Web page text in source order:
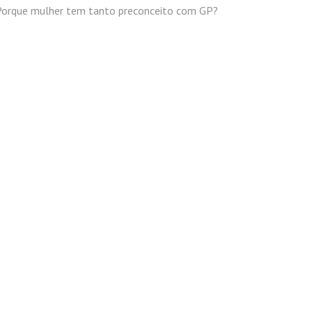
mulher tem tanto preconceito com GP?